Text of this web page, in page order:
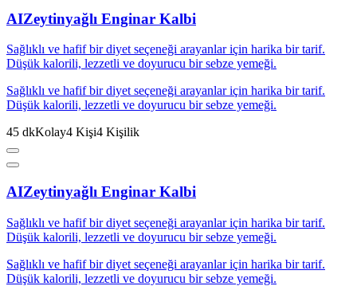
AIZeytinyağlı Enginar Kalbi
Sağlıklı ve hafif bir diyet seçeneği arayanlar için harika bir tarif.
Düşük kalorili, lezzetli ve doyurucu bir sebze yemeği.
Sağlıklı ve hafif bir diyet seçeneği arayanlar için harika bir tarif.
Düşük kalorili, lezzetli ve doyurucu bir sebze yemeği.
45 dkKolay4 Kişi4 Kişilik
AIZeytinyağlı Enginar Kalbi
Sağlıklı ve hafif bir diyet seçeneği arayanlar için harika bir tarif.
Düşük kalorili, lezzetli ve doyurucu bir sebze yemeği.
Sağlıklı ve hafif bir diyet seçeneği arayanlar için harika bir tarif.
Düşük kalorili, lezzetli ve doyurucu bir sebze yemeği.